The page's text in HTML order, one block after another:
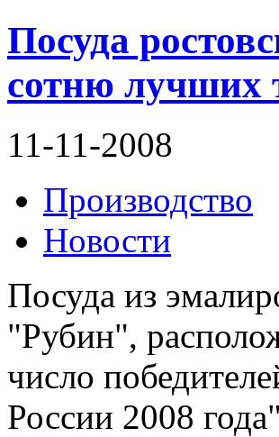
Посуда
сотню лучших
11-11-2008
Производство
Новости
Посуда из
"Рубин",
число
России 2008